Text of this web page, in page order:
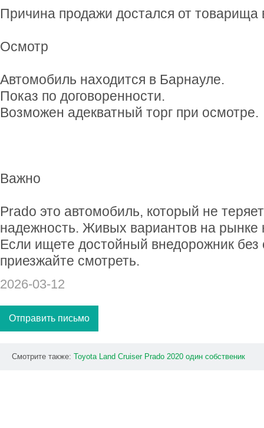
Причина продажи достался от товарища
Осмотр
Автомобиль находится в Барнауле.
Показ по договоренности.
Возможен адекватный торг при осмотре.
Важно
Prado это автомобиль, который не
надежность. Живых вариантов на рынке
Если ищете достойный внедорожник
приезжайте смотреть.
2026-03-12
Отправить письмо
Смотрите также: Toyota Land Cruiser Prado 2020 один собственик